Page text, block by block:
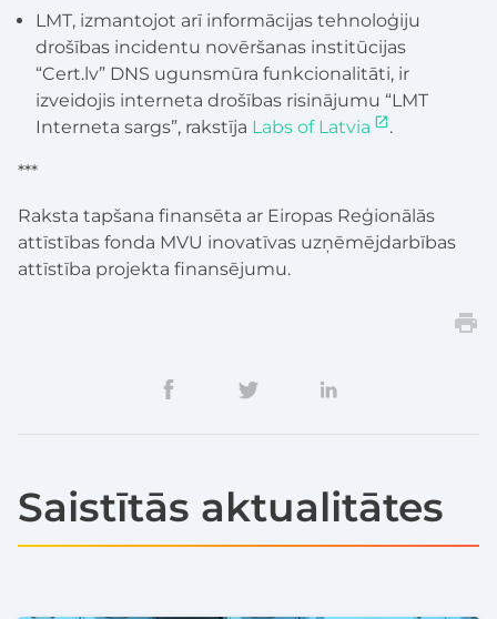
LMT, izmantojot arī informācijas tehnoloģiju
drošības incidentu novēršanas institūcijas
“Cert.lv” DNS ugunsmūra funkcionalitāti, ir
izveidojis interneta drošības risinājumu “LMT
Interneta sargs”, rakstīja Labs of Latvia .
***
Raksta tapšana finansēta ar Eiropas Reģionālās
attīstības fonda MVU inovatīvas uzņēmējdarbības
attīstība projekta finansējumu.
Saistītās aktualitātes